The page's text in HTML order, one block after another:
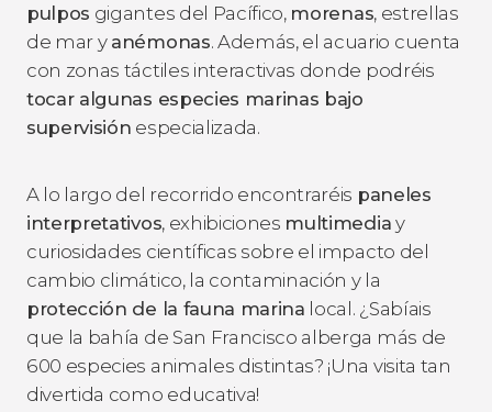
pulpos gigantes del Pacífico, morenas, estrellas
de mar y anémonas. Además, el acuario cuenta
con zonas táctiles interactivas donde podréis
tocar algunas especies marinas bajo
supervisión especializada.
A lo largo del recorrido encontraréis paneles
interpretativos, exhibiciones multimedia y
curiosidades científicas sobre el impacto del
cambio climático, la contaminación y la
protección de la fauna marina local. ¿Sabíais
que la bahía de San Francisco alberga más de
600 especies animales distintas? ¡Una visita tan
divertida como educativa!